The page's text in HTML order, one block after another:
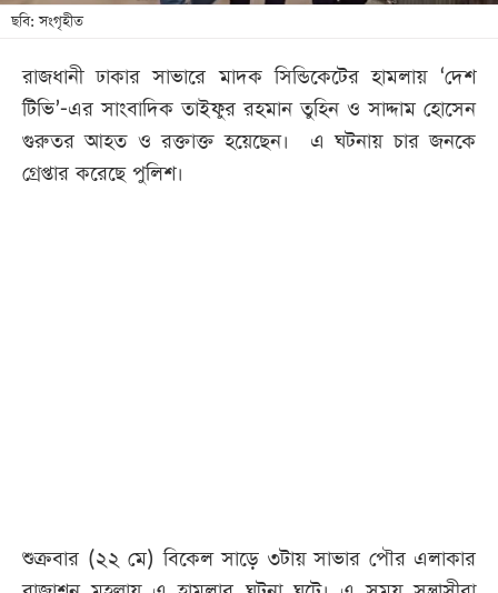
শিক্ষা
সব
বিভাগ
ছবি
ছবি: সংগৃহীত
রাজধানী ঢাকার সাভারে মাদক সিন্ডিকেটের হামলায় ‘দেশ
টিভি’-এর সাংবাদিক তাইফুর রহমান তুহিন ও সাদ্দাম হোসেন
গুরুতর আহত ও রক্তাক্ত হয়েছেন। এ ঘটনায় চার জনকে
গ্রেপ্তার করেছে পুলিশ।
শুক্রবার (২২ মে) বিকেল সাড়ে ৩টায় সাভার পৌর এলাকার